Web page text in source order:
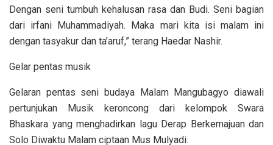
Dengan seni tumbuh kehalusan rasa dan Budi. Seni bagian
dari irfani Muhammadiyah. Maka mari kita isi malam ini
dengan tasyakur dan ta’aruf,” terang Haedar Nashir.
Gelar pentas musik
Gelaran pentas seni budaya Malam Mangubagyo diawali
pertunjukan Musik keroncong dari kelompok Swara
Bhaskara yang menghadirkan lagu Derap Berkemajuan dan
Solo Diwaktu Malam ciptaan Mus Mulyadi.